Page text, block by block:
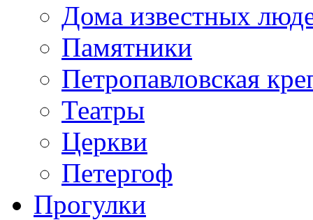
Дома известных
Памятники
Петропавловская
Театры
Церкви
Петергоф
Прогулки